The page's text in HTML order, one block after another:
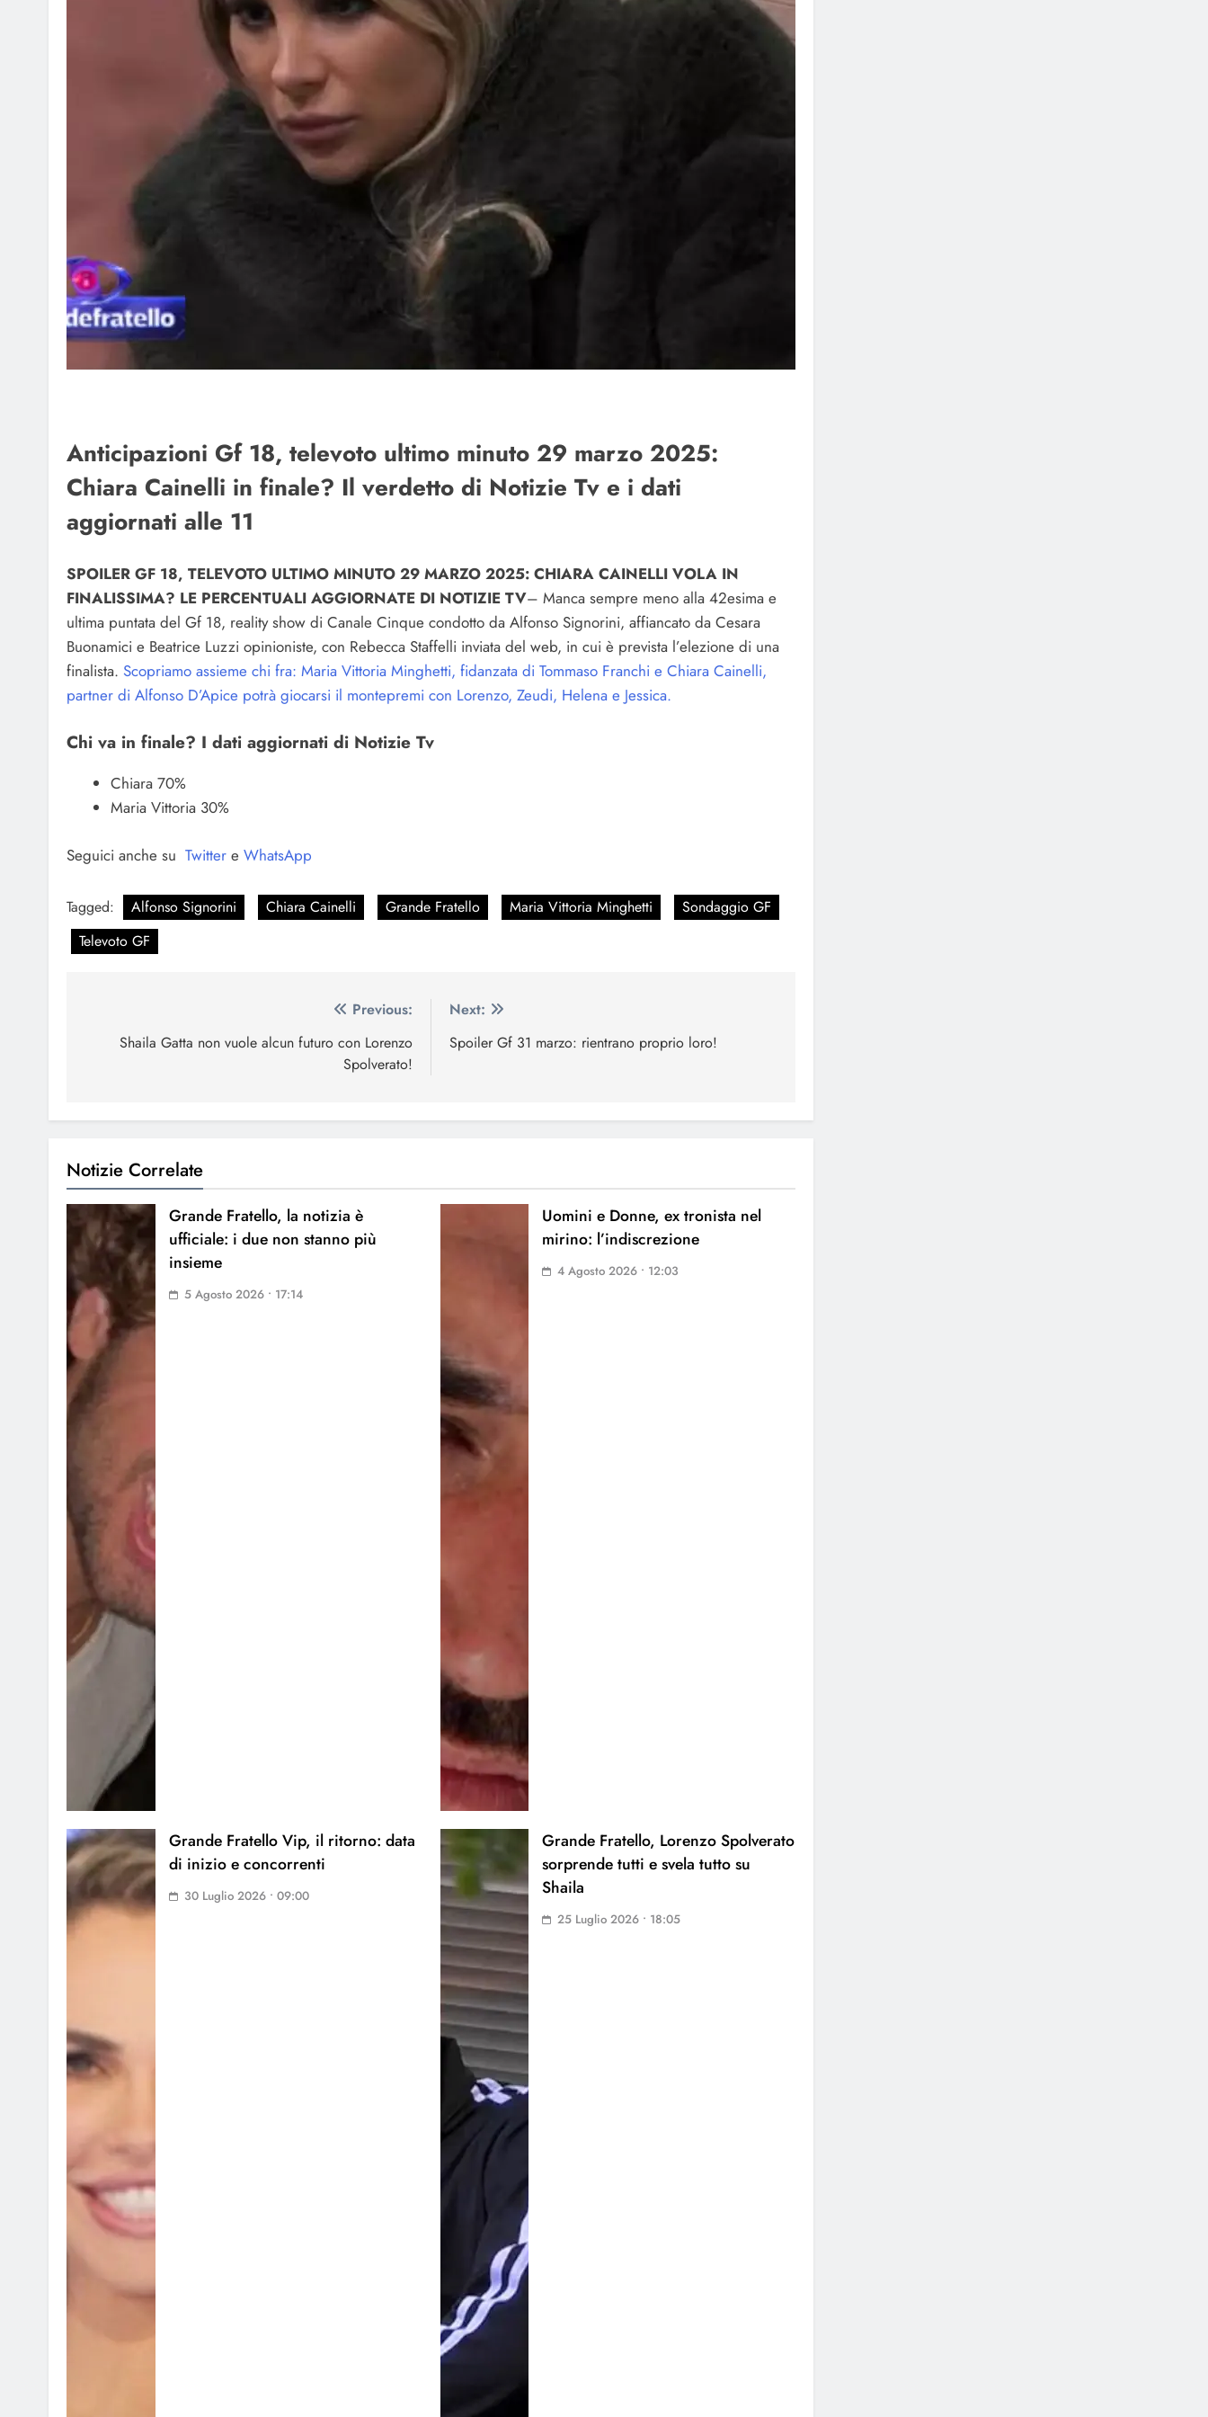
Anticipazioni Gf 18, televoto ultimo minuto 29 marzo 2025:
Chiara Cainelli in finale? Il verdetto di Notizie Tv e i dati
aggiornati alle 11
SPOILER GF 18, TELEVOTO ULTIMO MINUTO 29 MARZO 2025: CHIARA CAINELLI VOLA IN
FINALISSIMA? LE PERCENTUALI AGGIORNATE DI NOTIZIE TV– Manca sempre meno alla 42esima e
ultima puntata del Gf 18, reality show di Canale Cinque condotto da Alfonso Signorini, affiancato da Cesara
Buonamici e Beatrice Luzzi opinioniste, con Rebecca Staffelli inviata del web, in cui è prevista l’elezione di una
finalista. Scopriamo assieme chi fra: Maria Vittoria Minghetti, fidanzata di Tommaso Franchi e Chiara Cainelli,
partner di Alfonso D’Apice potrà giocarsi il montepremi con Lorenzo, Zeudi, Helena e Jessica.
Chi va in finale? I dati aggiornati di Notizie Tv
Chiara 70%
Maria Vittoria 30%
Seguici anche su Twitter e WhatsApp
Tagged: Alfonso Signorini Chiara Cainelli Grande Fratello Maria Vittoria Minghetti
Sondaggio GF
Televoto GF
articoli
Previous:
Shaila Gatta non vuole alcun futuro con Lorenzo
Spolverato!
Next:
Spoiler Gf 31 marzo: rientrano proprio loro!
Notizie Correlate
Grande Fratello, la notizia è
ufficiale: i due non stanno più
insieme
5 Agosto 2026 • 17:14
Uomini e Donne, ex tronista nel
mirino: l’indiscrezione
4 Agosto 2026 • 12:03
Grande Fratello Vip, il ritorno: data
di inizio e concorrenti
30 Luglio 2026 • 09:00
Grande Fratello, Lorenzo Spolverato
sorprende tutti e svela tutto su
Shaila
25 Luglio 2026 • 18:05